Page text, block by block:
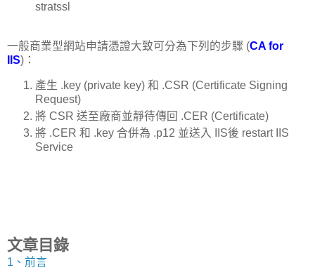
stratssl
一般商業型網站申請憑證大致可分為下列的步驟 (CA for
IIS)：
產生 .key (private key) 和 .CSR (Certificate Signing
Request)
將 CSR 送至廠商並靜待傳回 .CER (Certificate)
將 .CER 和 .key 合併為 .p12 並送入 IIS後 restart IIS
Service
文章目錄
1、前言